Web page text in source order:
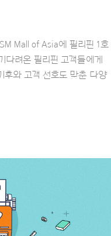
Mall of Asia에 필리핀 1호
다려온 필리핀 고객들에게
후와 고객 선호도 맞춘 다양